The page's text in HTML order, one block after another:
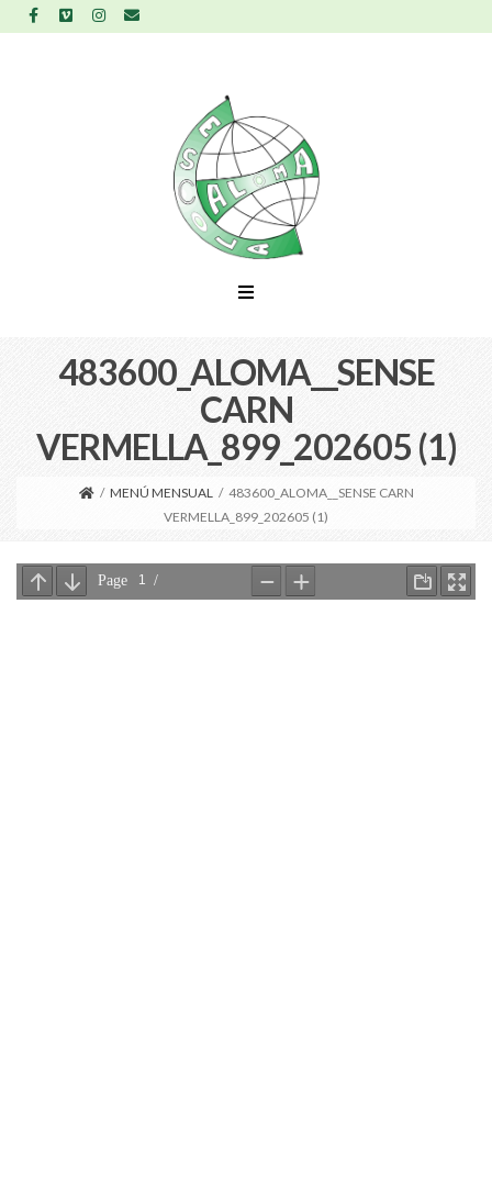
483600_ALOMA__SENSE
CARN
VERMELLA_899_202605 (1)
/ MENÚ MENSUAL / 483600_ALOMA__SENSE CARN
VERMELLA_899_202605 (1)